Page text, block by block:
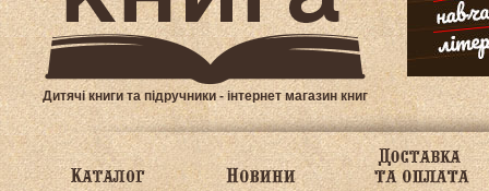
Дитячі книги та підручники - інтернет магазин книг